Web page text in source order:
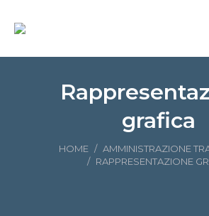
grafica
Tu sei qui:
HOME
AMMINISTRAZIONE
RAPPRESENTAZIONE